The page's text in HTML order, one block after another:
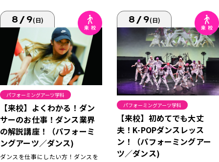
8/9(日)
パフォーミングアーツ学科
【来校】よくわかる！ダン
サーのお仕事！ダンス業界
の解説講座！（パフォーミ
ングアーツ／ダンス)
ダンスを仕事にしたい方！ダンスを
8/9(日)
パフォーミングアーツ学科
【来校】初めてでも大丈
夫！K-POPダンスレッス
ン！（パフォーミングアー
ツ／ダンス)